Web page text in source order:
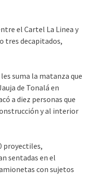
el Cartel La Linea y
tres decapitados,
suma la matanza que
de Tonalá en
a diez personas que
y al interior
proyectiles,
sentadas en el
con sujetos